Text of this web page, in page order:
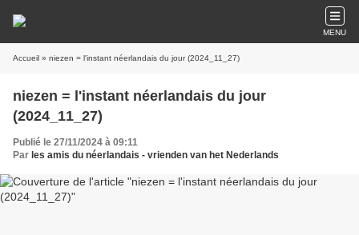
MENU
Accueil » niezen = l'instant néerlandais du jour (2024_11_27)
niezen = l'instant néerlandais du jour
(2024_11_27)
Publié le 27/11/2024 à 09:11
Par les amis du néerlandais - vrienden van het Nederlands